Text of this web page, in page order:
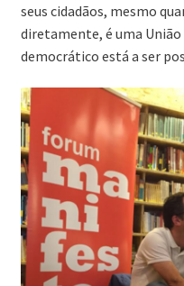
seus cidadãos, mesmo
diretamente, é uma
democrático está a ser